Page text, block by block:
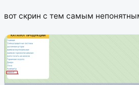
вот скрин с тем самым